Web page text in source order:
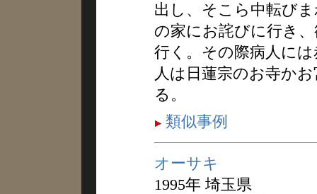
出し、そこら中転び
の家にお詫びに行き
行く。その際病人に
人は日蓮宗のお寺か
る。
類似事例
オーサキ
1995年 埼玉県